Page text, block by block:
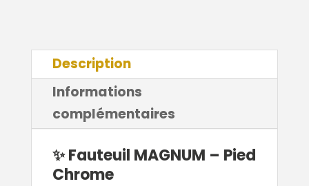
Description
Informations
complémentaires
✨ Fauteuil MAGNUM – Pied
Chrome